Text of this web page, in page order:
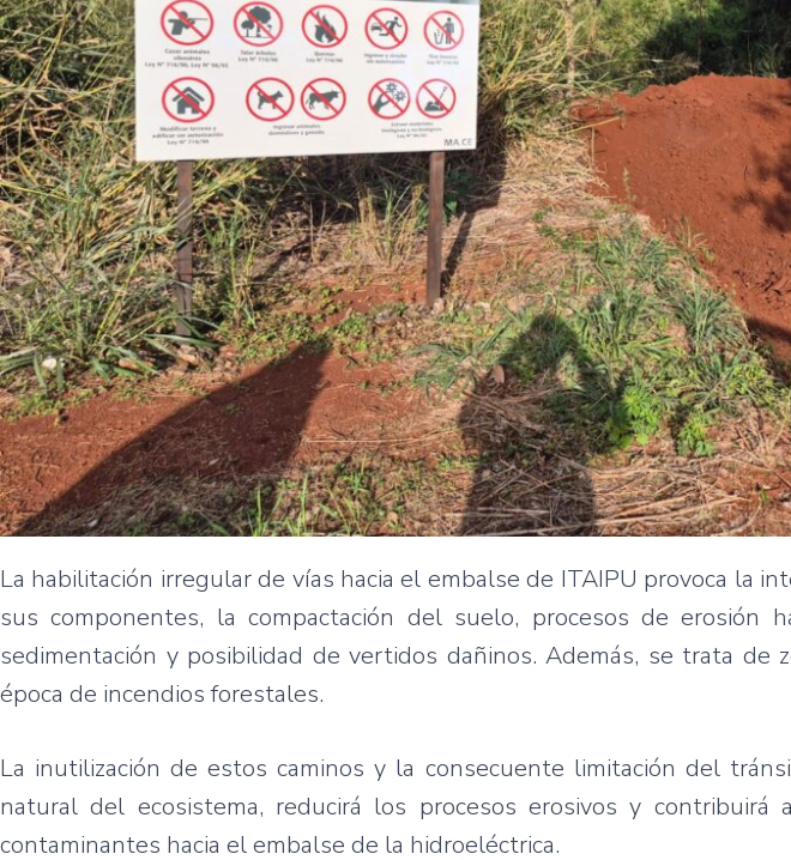
La habilitación irregular de vías hacia el embalse de ITAIPU provoca la
sus componentes, la compactación del suelo, procesos de erosión
sedimentación y posibilidad de vertidos dañinos. Además, se trata de
época de incendios forestales.
La inutilización de estos caminos y la consecuente limitación del
natural del ecosistema, reducirá los procesos erosivos y
contaminantes hacia el embalse de la hidroeléctrica.